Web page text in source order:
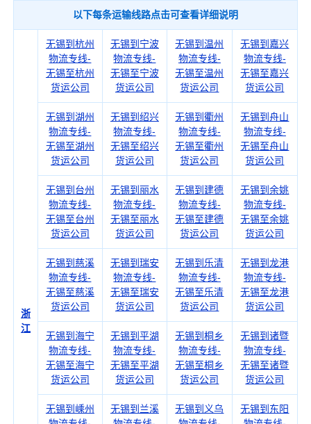
以下每条运输线路点击可查看详细说明
浙
江
无锡到杭州
物流专线-
无锡至杭州
货运公司
无锡到宁波
物流专线-
无锡至宁波
货运公司
无锡到温州
物流专线-
无锡至温州
货运公司
无锡到嘉兴
物流专线-
无锡至嘉兴
货运公司
无锡到湖州
物流专线-
无锡至湖州
货运公司
无锡到绍兴
物流专线-
无锡至绍兴
货运公司
无锡到衢州
物流专线-
无锡至衢州
货运公司
无锡到舟山
物流专线-
无锡至舟山
货运公司
无锡到台州
物流专线-
无锡至台州
货运公司
无锡到丽水
物流专线-
无锡至丽水
货运公司
无锡到建德
物流专线-
无锡至建德
货运公司
无锡到余姚
物流专线-
无锡至余姚
货运公司
无锡到慈溪
物流专线-
无锡至慈溪
货运公司
无锡到瑞安
物流专线-
无锡至瑞安
货运公司
无锡到乐清
物流专线-
无锡至乐清
货运公司
无锡到龙港
物流专线-
无锡至龙港
货运公司
无锡到海宁
物流专线-
无锡至海宁
货运公司
无锡到平湖
物流专线-
无锡至平湖
货运公司
无锡到桐乡
物流专线-
无锡至桐乡
货运公司
无锡到诸暨
物流专线-
无锡至诸暨
货运公司
无锡到嵊州
无锡到兰溪
无锡到义乌
无锡到东阳